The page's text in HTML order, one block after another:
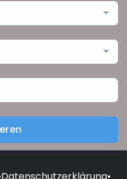
Datenschutzerklärung•